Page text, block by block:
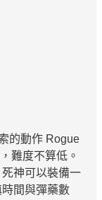
的動作 Rogue
難度不算低。
神可以裝備一
間與彈藥數